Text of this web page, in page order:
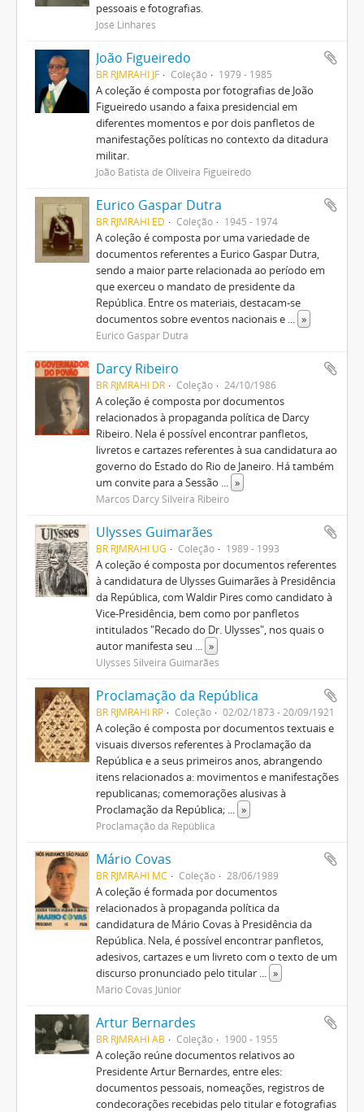
pessoais e fotografias.
José Linhares
João Figueiredo
BR RJMRAHI JF Coleção 1979 - 1985
A coleção é composta por fotografias de João
Figueiredo usando a faixa presidencial em
diferentes momentos e por dois panfletos de
manifestações políticas no contexto da ditadura
militar.
João Batista de Oliveira Figueiredo
Eurico Gaspar Dutra
BR RJMRAHI ED Coleção 1945 - 1974
A coleção é composta por uma variedade de
documentos referentes a Eurico Gaspar Dutra,
sendo a maior parte relacionada ao período em
que exerceu o mandato de presidente da
República. Entre os materiais, destacam-se
documentos sobre eventos nacionais e ... »
Eurico Gaspar Dutra
Darcy Ribeiro
BR RJMRAHI DR Coleção 24/10/1986
A coleção é composta por documentos
relacionados à propaganda política de Darcy
Ribeiro. Nela é possível encontrar panfletos,
livretos e cartazes referentes à sua candidatura ao
governo do Estado do Rio de Janeiro. Há também
um convite para a Sessão ... »
Marcos Darcy Silveira Ribeiro
Ulysses Guimarães
BR RJMRAHI UG Coleção 1989 - 1993
A coleção é composta por documentos referentes
à candidatura de Ulysses Guimarães à Presidência
da República, com Waldir Pires como candidato à
Vice-Presidência, bem como por panfletos
intitulados "Recado do Dr. Ulysses", nos quais o
autor manifesta seu ... »
Ulysses Silveira Guimarães
Proclamação da República
BR RJMRAHI RP Coleção 02/02/1873 - 20/09/1921
A coleção é composta por documentos textuais e
visuais diversos referentes à Proclamação da
República e a seus primeiros anos, abrangendo
itens relacionados a: movimentos e manifestações
republicanas; comemorações alusivas à
Proclamação da República; ... »
Proclamação da República
Mário Covas
BR RJMRAHI MC Coleção 28/06/1989
A coleção é formada por documentos
relacionados à propaganda política da
candidatura de Mário Covas à Presidência da
República. Nela, é possível encontrar panfletos,
adesivos, cartazes e um livreto com o texto de um
discurso pronunciado pelo titular ... »
Mário Covas Júnior
Artur Bernardes
BR RJMRAHI AB Coleção 1900 - 1955
A coleção reúne documentos relativos ao
Presidente Artur Bernardes, entre eles:
documentos pessoais, nomeações, registros de
condecorações recebidas pelo titular e fotografias